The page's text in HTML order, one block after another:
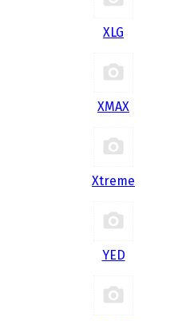
XLG
XMAX
Xtreme
YED